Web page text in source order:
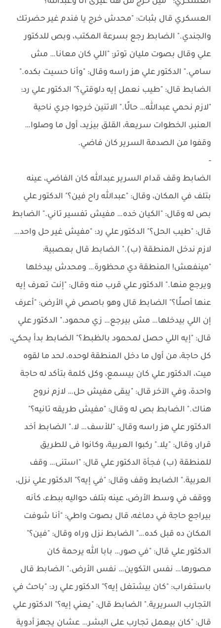
العسكري قال بثبات: "محدش خرج يا فندم غير حضرتك
والجندي." الضابط رجع بسرعة المكتب، وبص للدكتور
علي وقال بصوت مليان توتر: "اللي كان معانا… مش
سامي." الدكتور علي هز راسه وقال: "وأنا حسيت بكده."
الضابط قال: "طيب نعمل إيه دلوقتي؟" الدكتور علي رد:
"لازم نحمي عبدالله… حالًا." الاتنين خرجوا جري ناحية
العنبر، الخطوات سريعة، القلق بيزيد، أول ما وصلوا…
وقفوا من الصدمة السرير كان فاضي.
-
الضابط وقف قدام السرير عبدالله كان الفاضي، عينه
بتلف في المكان، وقال: "عبدالله راح فين؟" الدكتور علي
بص له وقال: "الكيان خده… مفيش تفسير تاني." الضابط
قال: "طيب الحل؟" الدكتور علي رد: "مفيش غير حل واحد…
لازم ندخل المنطقة (ب)." الضابط قال بعصبية:
"مينفعش! المنطقة دي محظورة… ومحدش بيدخلها
ويرجع منها." الدكتور علي قرب منه وقال: "إنت تعرف إيه
عنها أصلًا؟" الضابط قال وهو باصص في الأرض: "أعرف
إن اللي بيدخلها… مش بيرجع… زي محمود." الدكتور علي
قال: "إيه اللي حصل لمحمود بالظبط؟" الضابط بدأ يحكي،
كل حاجة، من أول ما دخل المنطقة لوحده، لحد ما لقوه
ميت، الدكتور علي كان بيسمع، وكل كلمة بتأكد له حاجة
واحدة، وفي الآخر قال: "يبقى مفيش حل… لازم نروح
هناك." الضابط بص له وقال: "مفيش طريقه تانيه؟"
الدكتور علي هز راسه وقال: "للأسف… لا." الضابط أخد
قرار، وقال: "يلا." ركبوا العربية، وكانوا فى للطريق
للمنطقة (ب) فجأة الدكتور علي قال: "استنى… وقف
العربية." الضابط وقف وقال: "في إيه؟" الدكتور علي نزل،
ووقف في وسط الأرض، عينه بتلف حواليه ببطء، كأنه
بيراجع حاجة في دماغه، قال بصوت واطي: "أنا شوفت
المكان ده قبل كده…" الضابط نزل وراه وقال: "فين؟"
الدكتور علي قال: "في صور… بابا الله يرحمة كان
مصورها… نفس التكوين… نفس الأرض." الضابط قال
باستغراب: "كان بيشتغل إيه؟" الدكتور علي رد: "باحث في
التجارب السريرية." الضابط قال: "يعني إيه؟" الدكتور علي
قال: "كان بيعمل تجارب على البشر… عشان يجهز أدوية